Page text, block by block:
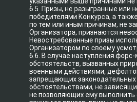
6.5. Призы, не разыгранные или
победителями Конкурса, а
по тем или иным причинам, не
Организатора, признаются
Невостребованные призы
Организатором по своему
6.6. В случае наступления
обстоятельств, вызванных
военными действиями,
запрещающих законодательных
обстоятельствами, не
не позволяющих ему выполнить